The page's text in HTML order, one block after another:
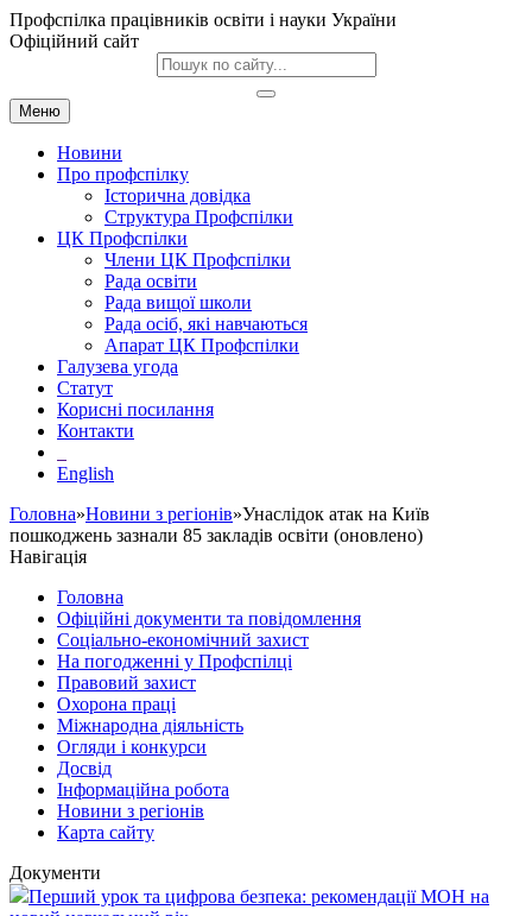
Профспілка працівників освіти і науки України
Офіційний сайт
Меню
Новини
Про профспілку
Історична довідка
Структура Профспілки
ЦК Профспілки
Члени ЦК Профспілки
Рада освіти
Рада вищої школи
Рада осіб, які навчаються
Апарат ЦК Профспілки
Галузева угода
Статут
Корисні посилання
Контакти
English
Головна»Новини з регіонів»Унаслідок атак на Київ
пошкоджень зазнали 85 закладів освіти (оновлено)
Навігація
Головна
Офіційні документи та повідомлення
Соціально-економічний захист
На погодженні у Профспілці
Правовий захист
Охорона праці
Міжнародна діяльність
Огляди і конкурси
Досвід
Інформаційна робота
Новини з регіонів
Карта сайту
Документи
Перший урок та цифрова безпека: рекомендації МОН на